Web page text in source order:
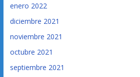
enero 2022
diciembre 2021
noviembre 2021
octubre 2021
septiembre 2021